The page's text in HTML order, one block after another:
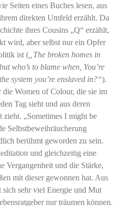
Seiten eines Buches lesen, aus
direkten Umfeld erzählt. Da
ihres Cousins „Q“ erzählt,
wird, aber selbst nur ein Opfer
ist („The broken homes in
who’s to blame when, You’re
system you’re enslaved in?“).
die Women of Colour, die sie im
Tag sieht und aus deren
„Sometimes I might be
Selbstbeweihräucherung
berühmt geworden zu sein.
und gleichzeitig eine
Vergangenheit und die Stärke,
mit dieser gewonnen hat. Aus
sich sehr viel Energie und Mut
nur träumen können.